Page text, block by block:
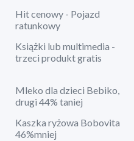
Hit cenowy - Pojazd
ratunkowy
Książki lub multimedia -
trzeci produkt gratis
Mleko dla dzieci Bebiko,
drugi 44% taniej
Kaszka ryżowa Bobovita
46%mniej